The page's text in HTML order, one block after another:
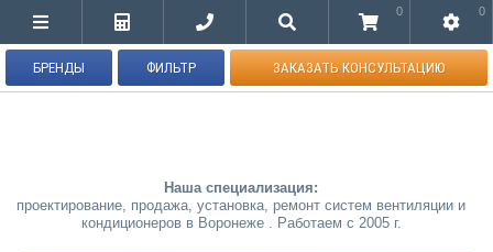
0 0
Наша специализация:
проектирование, продажа, установка, ремонт систем вентиляции и
кондиционеров в Воронеже . Работаем с 2005 г.
БРЕНДЫ ФИЛЬТР ЗАКАЗАТЬ КОНСУЛЬТАЦИЮ